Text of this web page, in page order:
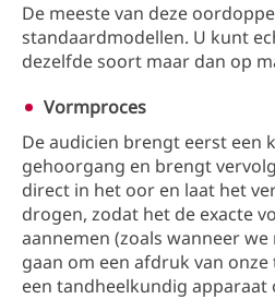
De meeste van deze
standaardmodellen. U kunt
dezelfde soort maar dan op
Vormproces
De audicien brengt eerst een
gehoorgang en brengt
direct in het oor en laat het
drogen, zodat het de exacte
aannemen (zoals wanneer
gaan om een afdruk van
een tandheelkundig apparaat